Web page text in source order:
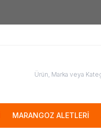
MARANGOZ ALETLERİ